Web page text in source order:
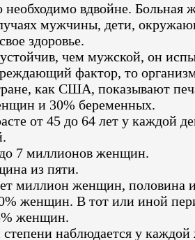
вдвойне. Больная
мужчины, дети,
здоровье.
чем мужской, он
фактор, то
как США, показывают
и 30% беременных.
от 45 до 64 лет у каждой
7 миллионов женщин.
из пяти.
миллион женщин, половина
женщин. В тот или иной
женщин.
наблюдается у